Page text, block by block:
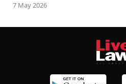
7 May 2026